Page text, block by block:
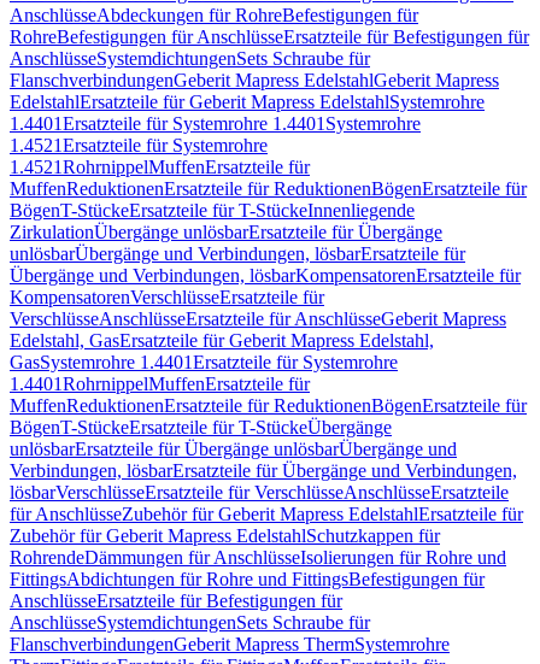
AnschlüsseAbdeckungen für RohreBefestigungen für
RohreBefestigungen für AnschlüsseErsatzteile für Befestigungen für
AnschlüsseSystemdichtungenSets Schraube für
FlanschverbindungenGeberit Mapress EdelstahlGeberit Mapress
EdelstahlErsatzteile für Geberit Mapress EdelstahlSystemrohre
1.4401Ersatzteile für Systemrohre 1.4401 Systemrohre
1.4521Ersatzteile für Systemrohre
1.4521RohrnippelMuffenErsatzteile für
MuffenReduktionenErsatzteile für ReduktionenBögenErsatzteile für
BögenT-StückeErsatzteile für T-StückeInnenliegende
ZirkulationÜbergänge unlösbarErsatzteile für Übergänge
unlösbarÜbergänge und Verbindungen, lösbarErsatzteile für
Übergänge und Verbindungen, lösbarKompensatorenErsatzteile für
KompensatorenVerschlüsseErsatzteile für
VerschlüsseAnschlüsseErsatzteile für AnschlüsseGeberit Mapress
Edelstahl, GasErsatzteile für Geberit Mapress Edelstahl,
GasSystemrohre 1.4401Ersatzteile für Systemrohre
1.4401RohrnippelMuffenErsatzteile für
MuffenReduktionenErsatzteile für ReduktionenBögenErsatzteile für
BögenT-StückeErsatzteile für T-StückeÜbergänge
unlösbarErsatzteile für Übergänge unlösbarÜbergänge und
Verbindungen, lösbarErsatzteile für Übergänge und Verbindungen,
lösbarVerschlüsseErsatzteile für VerschlüsseAnschlüsseErsatzteile
für AnschlüsseZubehör für Geberit Mapress EdelstahlErsatzteile für
Zubehör für Geberit Mapress EdelstahlSchutzkappen für
RohrendeDämmungen für AnschlüsseIsolierungen für Rohre und
FittingsAbdichtungen für Rohre und FittingsBefestigungen für
AnschlüsseErsatzteile für Befestigungen für
AnschlüsseSystemdichtungenSets Schraube für
FlanschverbindungenGeberit Mapress ThermSystemrohre